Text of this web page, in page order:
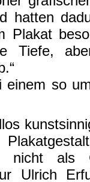
hatten
Plakat
Tiefe,
einem so
als
Ulrich